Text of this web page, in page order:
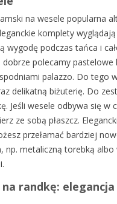
na wesele popularna
komplety
wygodę podczas tańca i
dobrze polecamy pastelowe
palazzo. Do tego
delikatną biżuterię. Do
Jeśli wesele odbywa się w
ze sobą płaszcz.
przełamać bardziej
np. metaliczną torebką albo
randkę: